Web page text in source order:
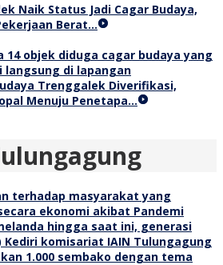
Naik Status Jadi Cagar Budaya,
Berat…
Trenggalek Diverifikasi,
Menuju Penetapa…